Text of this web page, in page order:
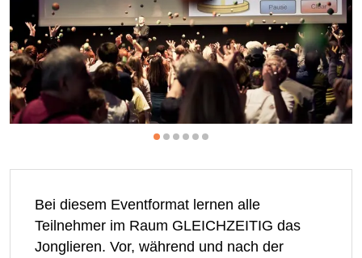
Bei diesem Eventformat lernen alle
Teilnehmer im Raum GLEICHZEITIG das
Jonglieren. Vor, während und nach der